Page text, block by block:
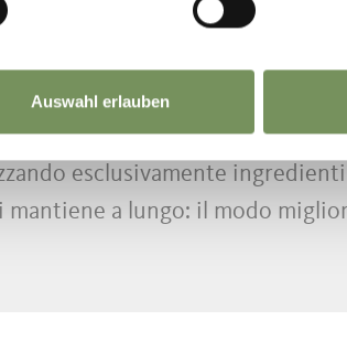
Auswahl erlauben
produrre una forma di 40 kg
sociali di Fondo e
esclusivamente
a lungo: il modo